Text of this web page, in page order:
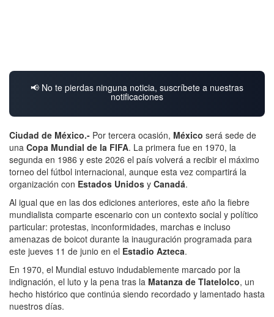
📢 No te pierdas ninguna noticia, suscríbete a nuestras
notificaciones
Ciudad de México.- Por tercera ocasión, México será sede de
una Copa Mundial de la FIFA. La primera fue en 1970, la
segunda en 1986 y este 2026 el país volverá a recibir el máximo
torneo del fútbol internacional, aunque esta vez compartirá la
organización con Estados Unidos y Canadá.
Al igual que en las dos ediciones anteriores, este año la fiebre
mundialista comparte escenario con un contexto social y político
particular: protestas, inconformidades, marchas e incluso
amenazas de boicot durante la inauguración programada para
este jueves 11 de junio en el Estadio Azteca.
En 1970, el Mundial estuvo indudablemente marcado por la
indignación, el luto y la pena tras la Matanza de Tlatelolco, un
hecho histórico que continúa siendo recordado y lamentado hasta
nuestros días.